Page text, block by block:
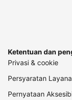
Ketentuan dan
Privasi & cookie
Persyaratan
Pernyataan